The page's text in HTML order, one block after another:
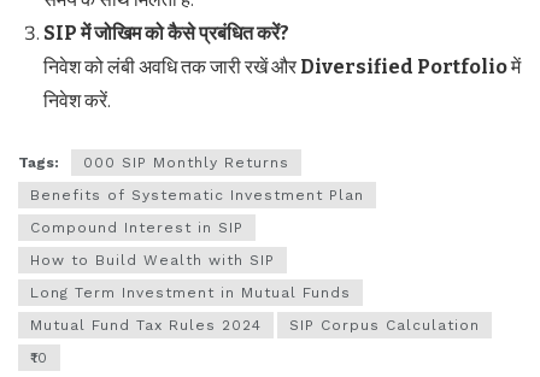
SIPमें जोखिम को कैसे प्रबंधित करें?
निवेश को लंबी अवधि तक जारी रखें और Diversified Portfolioमें
निवेश करें.
Tags:
000 SIP Monthly Returns
Benefits of Systematic Investment Plan
Compound Interest in SIP
How to Build Wealth with SIP
Long Term Investment in Mutual Funds
Mutual Fund Tax Rules 2024
SIP Corpus Calculation
₹10